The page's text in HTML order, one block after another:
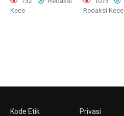
Kece
Redaksi Kece
Kode Etik
Privasi